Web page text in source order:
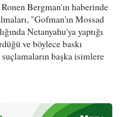
Bergman'ın haberinde
"Gofman'ın Mossad
Netanyahu'ya yaptığı
ve böylece baskı
başka isimlere